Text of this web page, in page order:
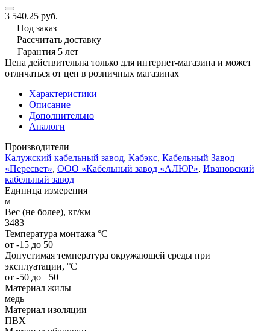
3 540.25 руб.
Под заказ
Рассчитать доставку
Гарантия 5 лет
Цена действительна только для интернет-магазина и может
отличаться от цен в розничных магазинах
Характеристики
Описание
Дополнительно
Аналоги
Производители
Калужский кабельный завод, Кабэкс, Кабельный Завод
«Пересвет», ООО «Кабельный завод «АЛЮР», Ивановский
кабельный завод
Единица измерения
м
Вес (не более), кг/км
3483
Температура монтажа °C
от -15 до 50
Допустимая температура окружающей среды при
эксплуатации, °C
от -50 до +50
Материал жилы
медь
Материал изоляции
ПВХ